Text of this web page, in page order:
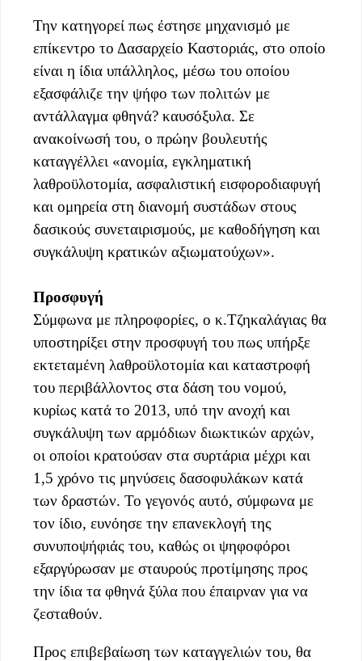
Την κατηγορεί πως έστησε μηχανισμό με
επίκεντρο το Δασαρχείο Καστοριάς, στο οποίο
είναι η ίδια υπάλληλος, μέσω του οποίου
εξασφάλιζε την ψήφο των πολιτών με
αντάλλαγμα φθηνά? καυσόξυλα. Σε
ανακοίνωσή του, ο πρώην βουλευτής
καταγγέλλει «ανομία, εγκληματική
λαθροϋλοτομία, ασφαλιστική εισφοροδιαφυγή
και ομηρεία στη διανομή συστάδων στους
δασικούς συνεταιρισμούς, με καθοδήγηση και
συγκάλυψη κρατικών αξιωματούχων».
Προσφυγή
Σύμφωνα με πληροφορίες, ο κ.Τζηκαλάγιας θα
υποστηρίξει στην προσφυγή του πως υπήρξε
εκτεταμένη λαθροϋλοτομία και καταστροφή
του περιβάλλοντος στα δάση του νομού,
κυρίως κατά το 2013, υπό την ανοχή και
συγκάλυψη των αρμόδιων διωκτικών αρχών,
οι οποίοι κρατούσαν στα συρτάρια μέχρι και
1,5 χρόνο τις μηνύσεις δασοφυλάκων κατά
των δραστών. Το γεγονός αυτό, σύμφωνα με
τον ίδιο, ευνόησε την επανεκλογή της
συνυποψήφιάς του, καθώς οι ψηφοφόροι
εξαργύρωσαν με σταυρούς προτίμησης προς
την ίδια τα φθηνά ξύλα που έπαιρναν για να
ζεσταθούν.
Προς επιβεβαίωση των καταγγελιών του, θα